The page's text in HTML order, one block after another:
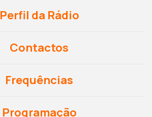
Perfil da Rádio
Contactos
Frequências
Programação